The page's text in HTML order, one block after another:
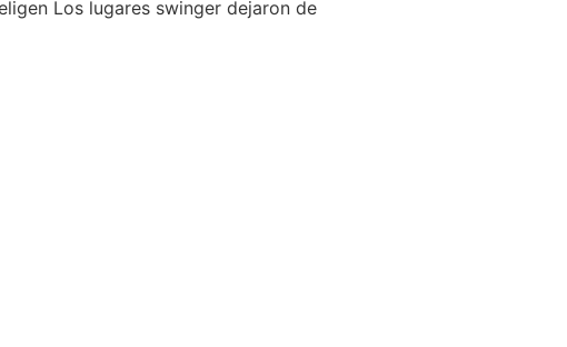
Los lugares swinger dejaron de